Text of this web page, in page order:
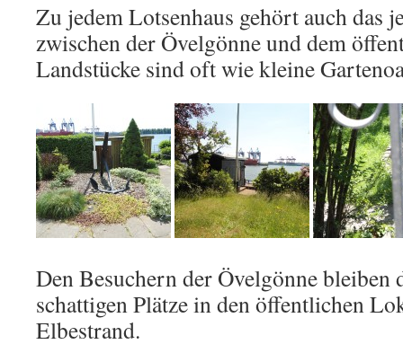
Zu jedem Lotsenhaus gehört auch das
zwischen der Övelgönne und dem
Landstücke sind oft wie kleine
Den Besuchern der Övelgönne bleiben
schattigen Plätze in den öffentlichen
Elbestrand.